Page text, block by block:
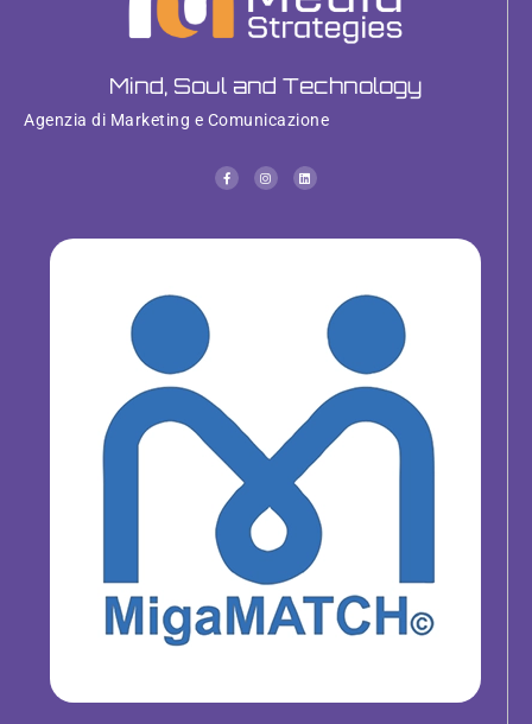
Mind, Soul and Technology
Agenzia di Marketing e Comunicazione